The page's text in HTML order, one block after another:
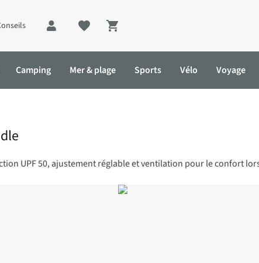
Shopping cart
Camping Mer & plage Sports Vélo Voyage
UPF 50, ajustement réglable et ventilation pour le confort